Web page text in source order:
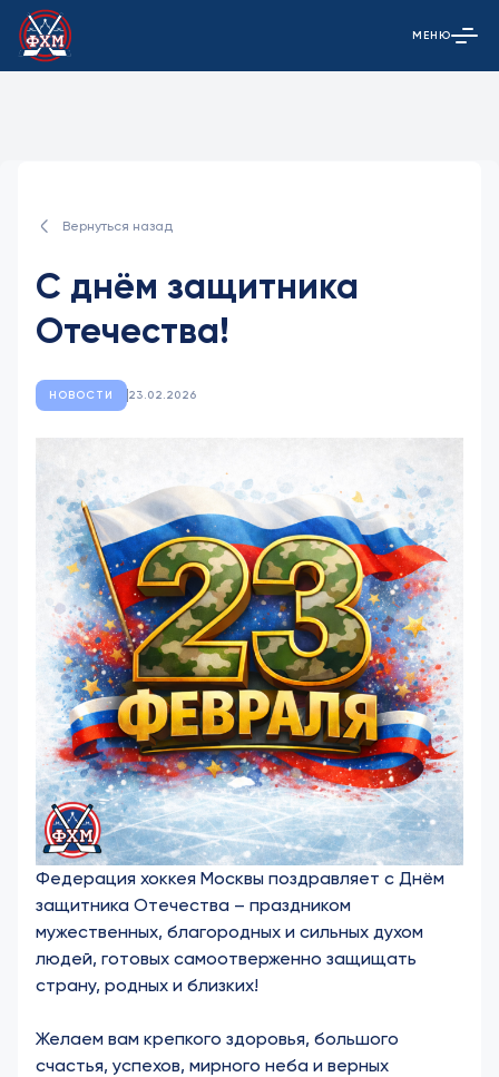
Открыть
МЕНЮ
Вернуться назад
С днём защитника
Отечества!
НОВОСТИ 23.02.2026
Федерация хоккея Москвы поздравляет с Днём
защитника Отечества – праздником
мужественных, благородных и сильных духом
людей, готовых самоотверженно защищать
страну, родных и близких!
Желаем вам крепкого здоровья, большого
счастья, успехов, мирного неба и верных